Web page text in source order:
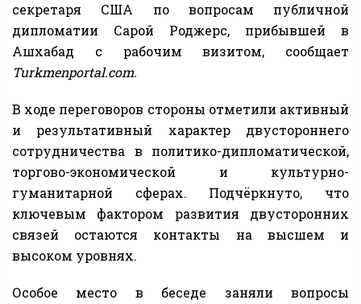
секретаря США по вопросам публичной
дипломатии Сарой Роджерс, прибывшей в
Ашхабад с рабочим визитом, сообщает
Turkmenportal.com.
В ходе переговоров стороны отметили активный
и результативный характер двустороннего
сотрудничества в политико-дипломатической,
торгово-экономической и культурно-
гуманитарной сферах. Подчёркнуто, что
ключевым фактором развития двусторонних
связей остаются контакты на высшем и
высоком уровнях.
Особое место в беседе заняли вопросы